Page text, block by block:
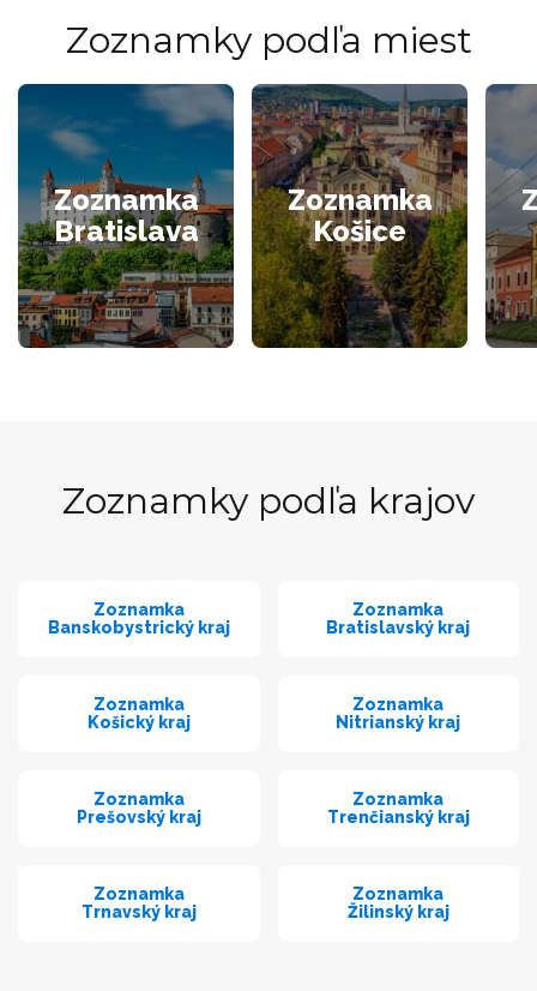
Zoznamky podľa miest
Zoznamka
Bratislava
Zoznamka
Košice
Zoznamky podľa krajov
Zoznamka
Banskobystrický kraj
Zoznamka
Bratislavský kraj
Zoznamka
Košický kraj
Zoznamka
Nitrianský kraj
Zoznamka
Prešovský kraj
Zoznamka
Trenčianský kraj
Zoznamka
Trnavský kraj
Zoznamka
Žilinský kraj